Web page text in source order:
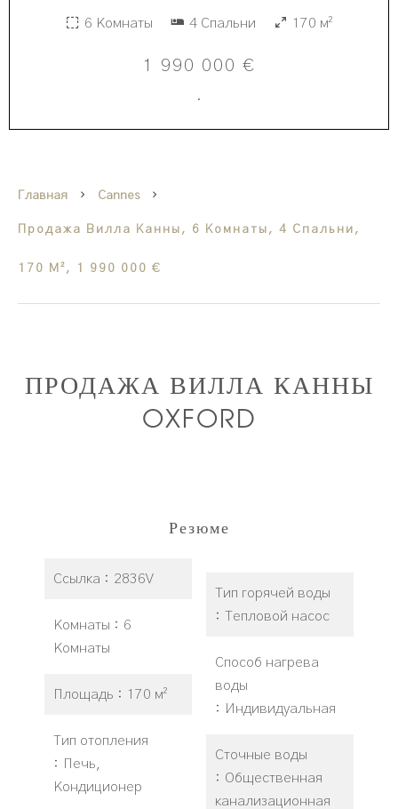
6 Комнаты 4 Спальни 170 м²
1 990 000 €
·
Главная Cannes
Продажа Вилла Канны, 6 Комнаты, 4 Спальни,
170 М², 1 990 000 €
ПРОДАЖА ВИЛЛА КАННЫ
OXFORD
Резюме
Ссылка 2836V
Комнаты
6
Комнаты
Площадь 170 м²
Тип отопления
Печь,
Кондиционер
Тип горячей воды
Тепловой насос
Способ нагрева
воды
Индивидуальная
Сточные воды
Общественная
канализационная